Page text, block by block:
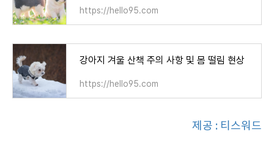
https://hello95.com
강아지 겨울 산책 주의 사항 및 몸 떨림 현상
https://hello95.com
제공 : 티스워드